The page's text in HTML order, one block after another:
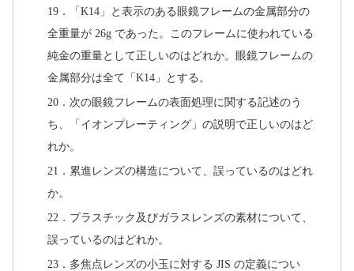
19．「K14」と表示のある眼鏡フレームの金属部分の
全重量が 26g であった。このフレームに使われている
純金の重量として正しいのはどれか。眼鏡フレームの
金属部分は全て「K14」とする。
20．次の眼鏡フレームの表面処理に関する記述のう
ち、「イオンプレーティング」の説明で正しいのはど
れか。
21．累進レンズの構造について、誤っているのはどれ
か。
22．プラスチック及びガラスレンズの素材について、
誤っているのはどれか。
23．多焦点レンズの小玉に対する JIS の定義につい